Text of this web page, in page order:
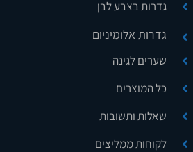
גדרות בצבע לבן
גדרות אלומיניום
שערים לגינה
כל המוצרים
שאלות ותשובות
לקוחות ממליצים